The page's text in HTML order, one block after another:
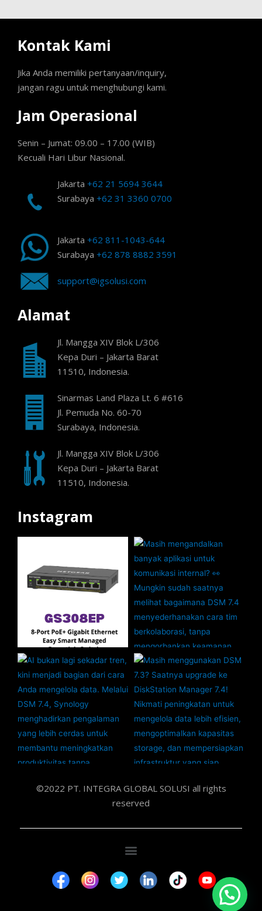
Kontak Kami
Jika Anda memiliki pertanyaan/inquiry,
jangan ragu untuk menghubungi kami.
Jam Operasional
Senin – Jumat: 09.00 – 17.00 (WIB)
Kecuali Hari Libur Nasional.
Jakarta +62 21 5694 3644
Surabaya +62 31 3360 0700
Jakarta +62 811-1043-644
Surabaya +62 878 8882 3591
support@igsolusi.com
Alamat
Jl. Mangga XIV Blok L/306
Kepa Duri – Jakarta Barat
11510, Indonesia.
Sinarmas Land Plaza Lt. 6 #616
Jl. Pemuda No. 60-70
Surabaya, Indonesia.
Jl. Mangga XIV Blok L/306
Kepa Duri – Jakarta Barat
11510, Indonesia.
Instagram
©2022 PT. INTEGRA GLOBAL SOLUSI all rights
reserved